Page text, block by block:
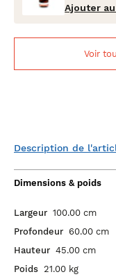
Ajouter
Voir
Description de
Dimensions & poids
Largeur 100.00 cm
Profondeur 60.00 cm
Hauteur 45.00 cm
Poids 21.00 kg